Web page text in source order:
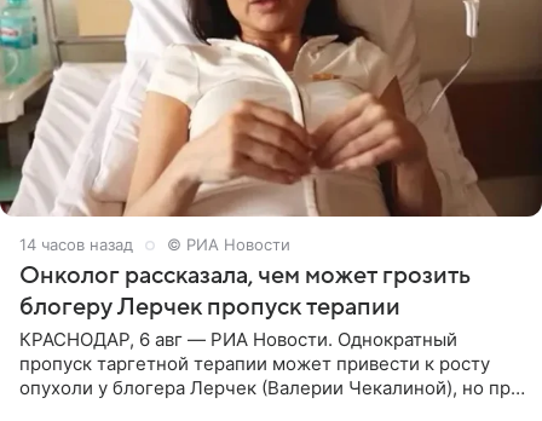
14 часов назад © РИА Новости
Онколог рассказала, чем может грозить
блогеру Лерчек пропуск терапии
КРАСНОДАР, 6 авг — РИА Новости. Однократный
пропуск таргетной терапии может привести к росту
опухоли у блогера Лерчек (Валерии Чекалиной), но при